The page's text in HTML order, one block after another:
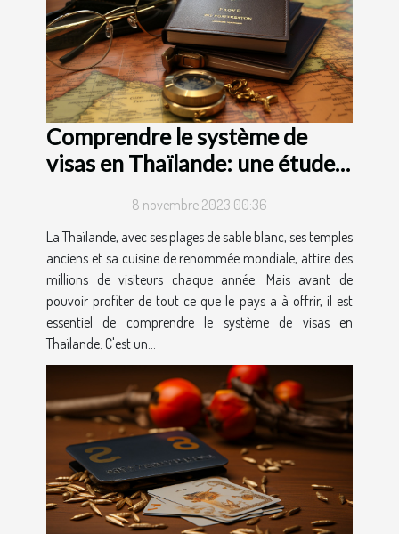
Comprendre le système de
visas en Thaïlande: une étude
8 novembre 2023 00:36
La Thaïlande, avec ses plages de sable blanc, ses temples
anciens et sa cuisine de renommée mondiale, attire des
millions de visiteurs chaque année. Mais avant de
pouvoir profiter de tout ce que le pays a à offrir, il est
essentiel de comprendre le système de visas en
Thaïlande. C'est un...